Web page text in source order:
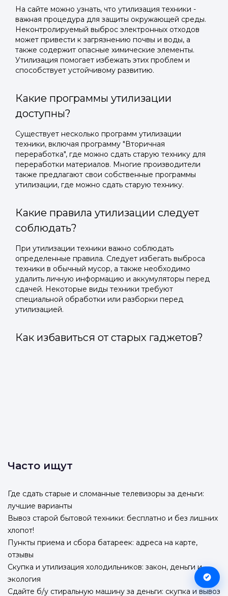
На сайте можно узнать, что утилизация техники -
важная процедура для защиты окружающей среды.
Неконтролируемый выброс электронных отходов
может привести к загрязнению почвы и воды, а
также содержит опасные химические элементы.
Утилизация помогает избежать этих проблем и
способствует устойчивому развитию.
Какие программы утилизации
доступны?
Существует несколько программ утилизации
техники, включая программу "Вторичная
переработка", где можно сдать старую технику для
переработки материалов. Многие производители
также предлагают свои собственные программы
утилизации, где можно сдать старую технику.
Какие правила утилизации следует
соблюдать?
При утилизации техники важно соблюдать
определенные правила. Следует избегать выброса
техники в обычный мусор, а также необходимо
удалить личную информацию и аккумуляторы перед
сдачей. Некоторые виды техники требуют
специальной обработки или разборки перед
утилизацией.
Как избавиться от старых гаджетов?
Часто ищут
Где сдать старые и сломанные телевизоры за деньги:
лучшие варианты
Вывоз старой бытовой техники: бесплатно и без лишних
хлопот!
Пункты приема и сбора батареек: адреса на карте,
отзывы
Скупка и утилизация холодильников: закон, деньги и
экология
Сдайте б/у стиральную машину за деньги: скупка и вывоз